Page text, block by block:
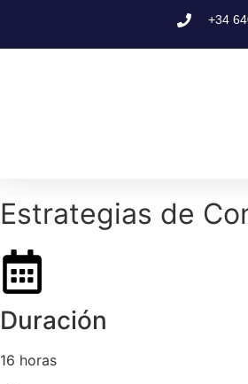
+34
Estrategias de
Duración
16 horas